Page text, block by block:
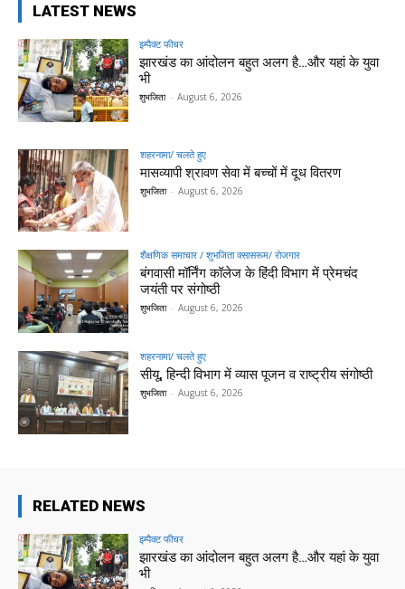
LATEST NEWS
इम्पैक्ट फीचर
झारखंड का आंदोलन बहुत अलग है…और यहां के युवा
भी
शुभजिता - August 6, 2026
शहरनामा/ चलते हुए
मासव्यापी श्रावण सेवा में बच्चों में दूध वितरण
शुभजिता - August 6, 2026
शैक्षणिक समाचार / शुभजिता क्सासरूम/ रोजगार
बंगवासी मॉर्निंग कॉलेज के हिंदी विभाग में प्रेमचंद
जयंती पर संगोष्ठी
शुभजिता - August 6, 2026
शहरनामा/ चलते हुए
सीयू, हिन्दी विभाग में व्यास पूजन व राष्ट्रीय संगोष्ठी
शुभजिता - August 6, 2026
RELATED NEWS
इम्पैक्ट फीचर
झारखंड का आंदोलन बहुत अलग है…और यहां के युवा
भी